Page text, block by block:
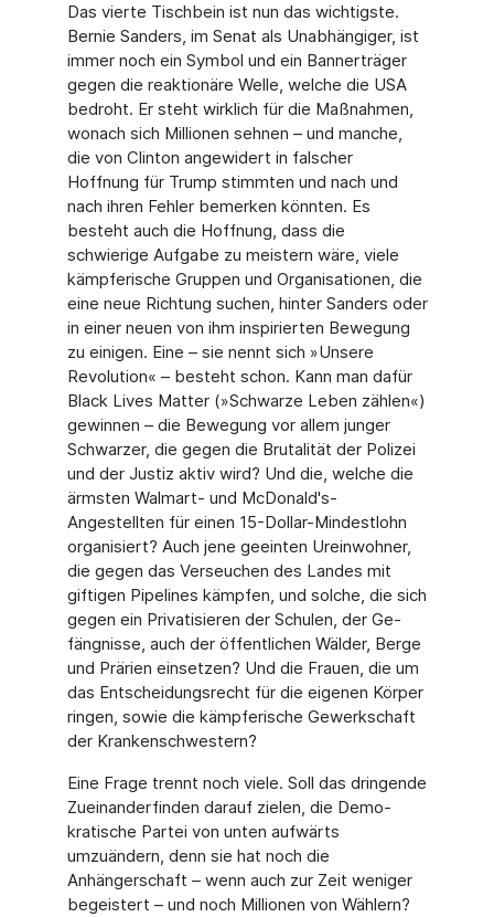
Das vierte Tischbein ist nun das wichtigste.
Bernie Sanders, im Senat als Unabhängiger, ist
immer noch ein Symbol und ein Bannerträger
gegen die reaktionäre Welle, welche die USA
bedroht. Er steht wirklich für die Maßnahmen,
wonach sich Millionen sehnen – und man­che,
die von Clinton angewidert in falscher
Hoffnung für Trump stimmten und nach und
nach ihren Fehler bemerken könnten. Es
besteht auch die Hoffnung, dass die
schwierige Aufgabe zu meistern wäre, viele
kämpferische Gruppen und Organisationen, die
eine neue Richtung suchen, hinter Sanders oder
in einer neuen von ihm inspirierten Bewegung
zu ei­nigen. Eine – sie nennt sich »Unsere
Revolution« – besteht schon. Kann man dafür
Black Lives Matter (»Schwarze Leben zählen«)
gewinnen – die Bewegung vor allem junger
Schwarzer, die gegen die Brutalität der Polizei
und der Justiz aktiv wird? Und die, welche die
ärmsten Walmart- und McDonald's-
Angestellten für einen 15-Dollar-Mindestlohn
orga­nisiert? Auch jene geeinten Ureinwohner,
die gegen das Verseuchen des Landes mit
gifti­gen Pipelines kämpfen, und solche, die sich
gegen ein Privatisieren der Schulen, der Ge­
fängnisse, auch der öffentlichen Wälder, Berge
und Prärien einsetzen? Und die Frauen, die um
das Entscheidungsrecht für die eigenen Körper
ringen, sowie die kämpferische Gewerkschaft
der Krankenschwestern?
Eine Frage trennt noch viele. Soll das dringende
Zueinanderfinden darauf zielen, die Demo­
kratische Partei von unten aufwärts
umzuändern, denn sie hat noch die
Anhängerschaft – wenn auch zur Zeit weniger
begeistert – und noch Millionen von Wählern?